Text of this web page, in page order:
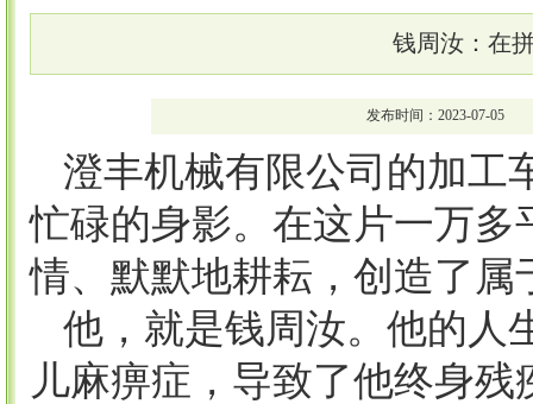
钱周汝：在
发布时间：2023-07-05
澄丰机械有限公司的加工
忙碌的身影。在这片一万
情、默默地耕耘，创造了属
他，就是钱周汝。他的人
儿麻痹症，导致了他终身